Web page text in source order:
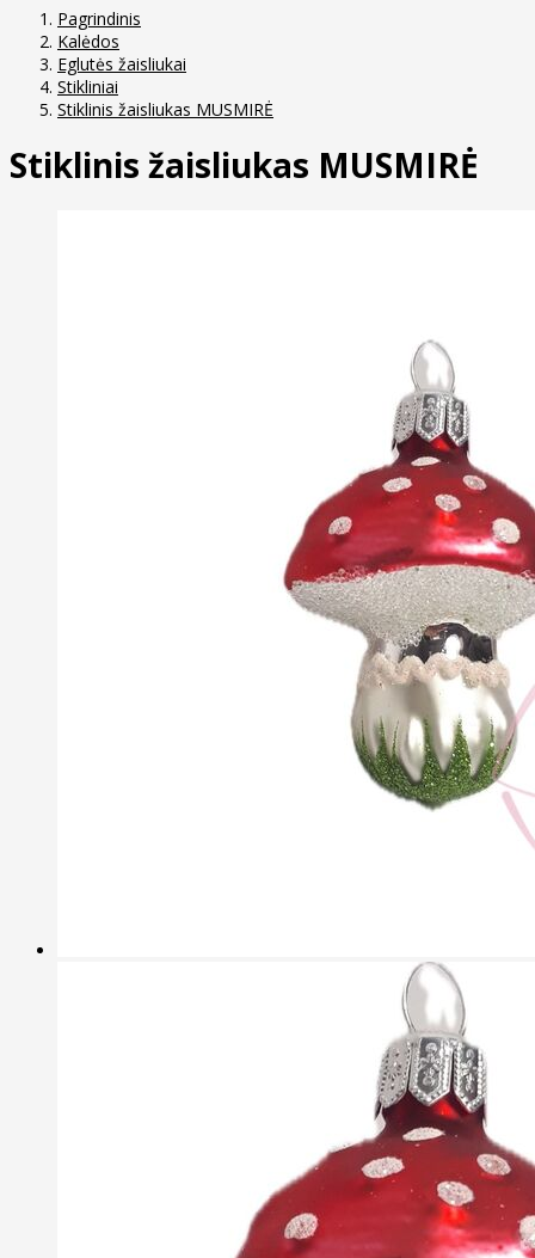
Pagrindinis
Kalėdos
Eglutės žaisliukai
Stikliniai
Stiklinis žaisliukas MUSMIRĖ
Stiklinis žaisliukas MUSMIRĖ